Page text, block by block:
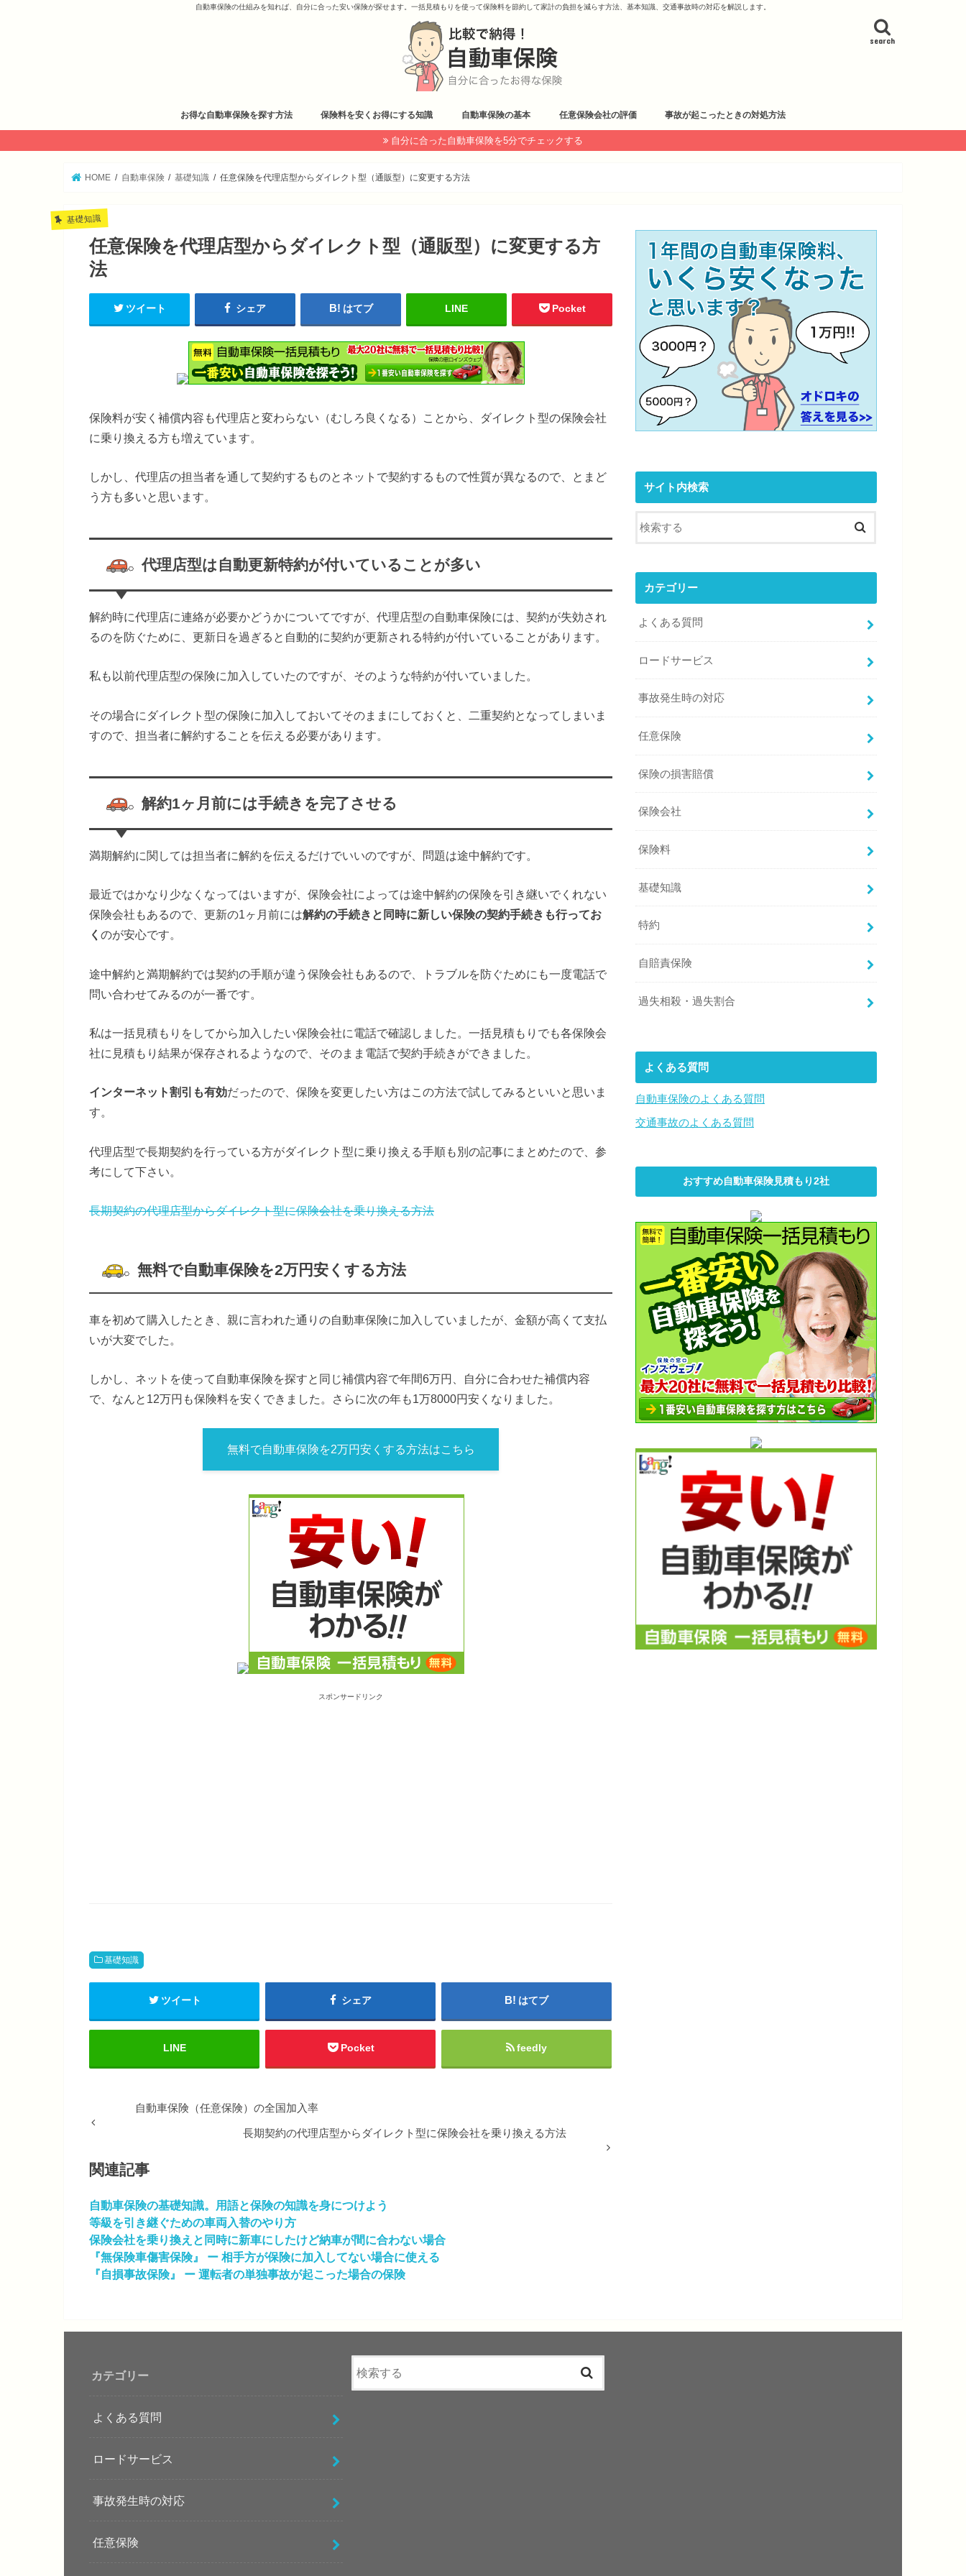
自動車保険の仕組みを知れば、自分に合った安い保険が探せます。一括見積もりを使って保険料を節約して家計の負担を減らす方法、基本知識、交通事故時の対応を解説します。
search
お得な自動車保険を探す方法 保険料を安くお得にする知識 自動車保険の基本 任意保険会社の評価 事故が起こったときの対処方法
自分に合った自動車保険を5分でチェックする
HOME 自動車保険 基礎知識 任意保険を代理店型からダイレクト型（通販型）に変更する方法
基礎知識
任意保険を代理店型からダイレクト型（通販型）に変更する方
法
ツイート シェア はてブ LINE Pocket
保険料が安く補償内容も代理店と変わらない（むしろ良くなる）ことから、ダイレクト型の保険会社
に乗り換える方も増えています。
しかし、代理店の担当者を通して契約するものとネットで契約するもので性質が異なるので、とまど
う方も多いと思います。
代理店型は自動更新特約が付いていることが多い
解約時に代理店に連絡が必要かどうかについてですが、代理店型の自動車保険には、契約が失効され
るのを防ぐために、更新日を過ぎると自動的に契約が更新される特約が付いていることがあります。
私も以前代理店型の保険に加入していたのですが、そのような特約が付いていました。
その場合にダイレクト型の保険に加入しておいてそのままにしておくと、二重契約となってしまいま
すので、担当者に解約することを伝える必要があります。
解約1ヶ月前には手続きを完了させる
満期解約に関しては担当者に解約を伝えるだけでいいのですが、問題は途中解約です。
最近ではかなり少なくなってはいますが、保険会社によっては途中解約の保険を引き継いでくれない
保険会社もあるので、更新の1ヶ月前には解約の手続きと同時に新しい保険の契約手続きも行ってお
く のが安心です。
途中解約と満期解約では契約の手順が違う保険会社もあるので、トラブルを防ぐためにも一度電話で
問い合わせてみるのが一番です。
私は一括見積もりをしてから加入したい保険会社に電話で確認しました。一括見積もりでも各保険会
社に見積もり結果が保存されるようなので、そのまま電話で契約手続きができました。
インターネット割引も有効だったので、保険を変更したい方はこの方法で試してみるといいと思いま
す。
代理店型で長期契約を行っている方がダイレクト型に乗り換える手順も別の記事にまとめたので、参
考にして下さい。
長期契約の代理店型からダイレクト型に保険会社を乗り換える方法
無料で自動車保険を2万円安くする方法
車を初めて購入したとき、親に言われた通りの自動車保険に加入していましたが、金額が高くて支払
いが大変でした。
しかし、ネットを使って自動車保険を探すと 同じ補償内容で年間6万円、自分に合わせた補償内容
で、なんと12万円も保険料を安くできました。さらに次の年も1万8000円安くなりました。
無料で自動車保険を2万円安くする方法はこちら
スポンサードリンク
基礎知識
ツイート シェア はてブ
LINE Pocket feedly
自動車保険（任意保険）の全国加入率
長期契約の代理店型からダイレクト型に保険会社を乗り換える方法
関連記事
自動車保険の基礎知識。用語と保険の知識を身につけよう
等級を引き継ぐための車両入替のやり方
保険会社を乗り換えと同時に新車にしたけど納車が間に合わない場合
『無保険車傷害保険』 ー 相手方が保険に加入してない場合に使える
『自損事故保険』 ー 運転者の単独事故が起こった場合の保険
サイト内検索
カテゴリー
よくある質問
ロードサービス
事故発生時の対応
任意保険
保険の損害賠償
保険会社
保険料
基礎知識
特約
自賠責保険
過失相殺・過失割合
よくある質問
自動車保険のよくある質問
交通事故のよくある質問
おすすめ自動車保険見積もり2社
カテゴリー
よくある質問
ロードサービス
事故発生時の対応
任意保険